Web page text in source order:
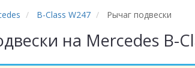
B-Class W247 Рычаг подвески
на Mercedes B-